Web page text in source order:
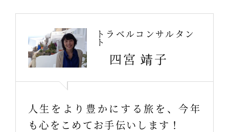
トラベルコンサルタン
ト
四宮 靖子
人生をより豊かにする旅を、今年
も心をこめてお手伝いします！